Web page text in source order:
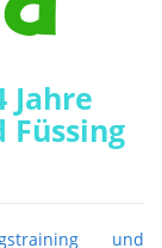
Jahre
Füssing
und